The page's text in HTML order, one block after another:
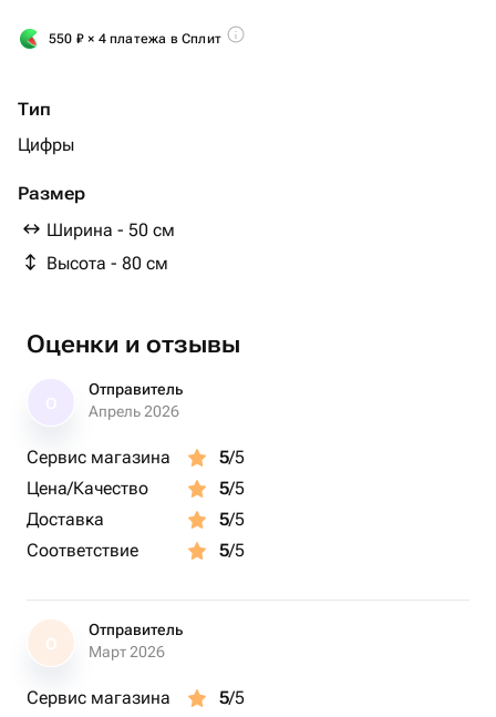
550 ₽ × 4 платежа в Сплит
Тип
Цифры
Размер
Ширина - 50 см
Высота - 80 см
Оценки и отзывы
Отправитель
Апрель 2026
Сервис магазина 5/5
Цена/Качество
5/5
Доставка
5/5
Соответствие
5/5
О
Отправитель
Март 2026
Сервис магазина 5/5